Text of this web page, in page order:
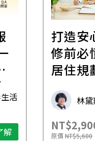
活
解
打造安
修前必
居住規
林
原價NT$5,600